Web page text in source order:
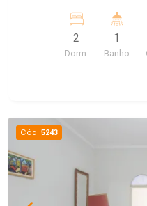
2
Dorm.
1
Banho
Cód. 5243